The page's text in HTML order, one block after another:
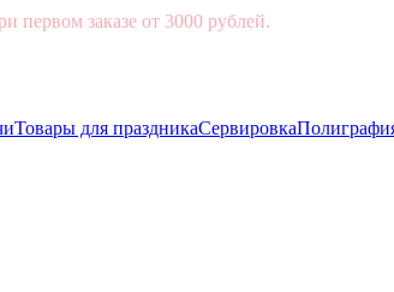
первом заказе от 3000 рублей.
Товары для праздникаСервировка